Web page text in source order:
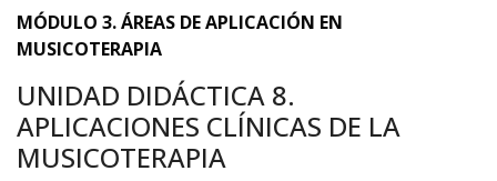
MÓDULO 3. ÁREAS DE APLICACIÓN EN
MUSICOTERAPIA
UNIDAD DIDÁCTICA 8.
APLICACIONES CLÍNICAS DE LA
MUSICOTERAPIA